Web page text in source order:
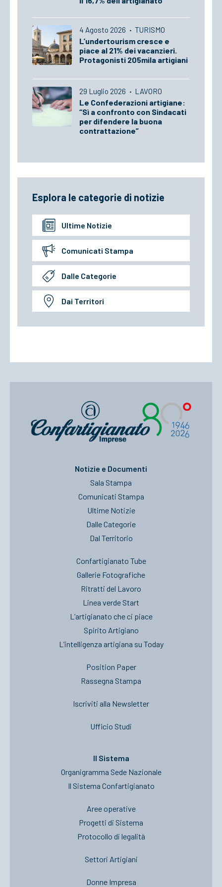
4 Agosto 2026 · TURISMO
L’undertourism cresce e
piace al 21% dei vacanzieri.
Protagonisti 205mila artigiani
29 Luglio 2026 · LAVORO
Le Confederazioni artigiane:
“Sì a confronto con Sindacati
per difendere la buona
contrattazione”
Esplora le categorie di notizie
Ultime Notizie
Comunicati Stampa
Dalle Categorie
Dai Territori
Notizie e Documenti
Sala Stampa
Comunicati Stampa
Ultime Notizie
Dalle Categorie
Dal Territorio
Confartigianato Tube
Gallerie Fotografiche
Ritratti del Lavoro
Linea verde Start
L’artigianato che ci piace
Spirito Artigiano
L’intelligenza artigiana su Today
Position Paper
Rassegna Stampa
Iscriviti alla Newsletter
Ufficio Studi
Il Sistema
Organigramma Sede Nazionale
Il Sistema Confartigianato
Aree operative
Progetti di Sistema
Protocollo di legalità
Settori Artigiani
Donne Impresa